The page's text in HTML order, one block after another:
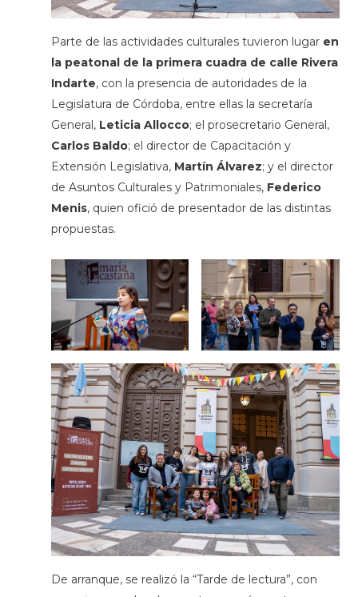
Parte de las actividades culturales tuvieron lugar en
la peatonal de la primera cuadra de calle Rivera
Indarte, con la presencia de autoridades de la
Legislatura de Córdoba, entre ellas la secretaría
General, Leticia Allocco; el prosecretario General,
Carlos Baldo; el director de Capacitación y
Extensión Legislativa, Martín Álvarez; y el director
de Asuntos Culturales y Patrimoniales, Federico
Menis, quien ofició de presentador de las distintas
propuestas.
De arranque, se realizó la “Tarde de lectura”, con